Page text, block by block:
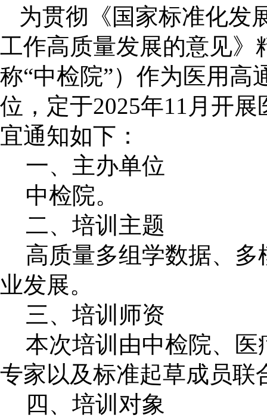
为贯彻《国家标准化发
工作高质量发展的意见》
称“中检院”）作为医用
位，定于2025年11 月开展
宜通知如下：
一、主办单位
中检院。
二、培训主题
高质量多组学数据、
业发展。
三、培训师资
本次培训由中检院、
专家以及标准起草成员联
四、培训对象